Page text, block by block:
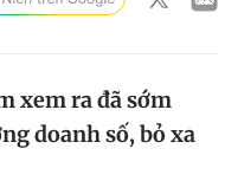
xem ra đã sớm
doanh số, bỏ xa